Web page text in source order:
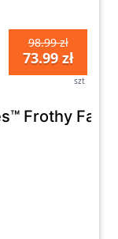
98.99 zł
73.99 zł
szt
Frothy